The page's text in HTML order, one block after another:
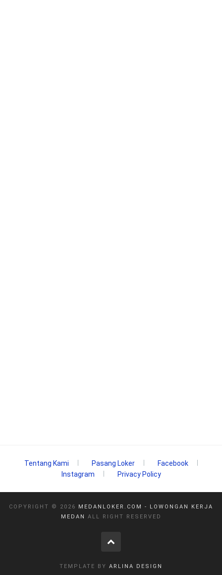
Tentang Kami Pasang Loker
Facebook
Instagram
Privacy Policy
COPYRIGHT © 2026
MEDANLOKER.COM - LOWONGAN KERJA
MEDAN
ALL RIGHT RESERVED
TEMPLATE BY ARLINA DESIGN